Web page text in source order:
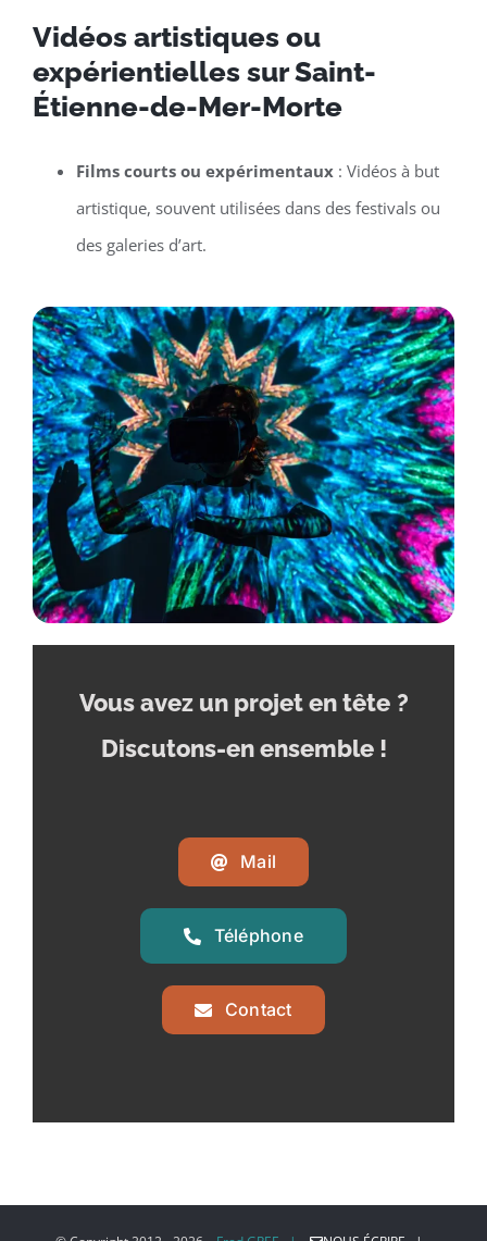
Vidéos artistiques ou
expérientielles sur Saint-
Étienne-de-Mer-Morte
Films courts ou expérimentaux: Vidéos à but
artistique, souvent utilisées dans des festivals ou
des galeries d’art.
Vous avez un projet en tête ?
Discutons-en ensemble !
Mail
Téléphone
Contact